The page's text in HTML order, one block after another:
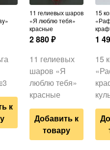
к
11 гелиевых шаров
«Я люблю тебя»
красные
2 880₽
11 гелиевых
шаров «Я
люблю тебя»
красные
Добавить к
товару
15 конфет
1
15